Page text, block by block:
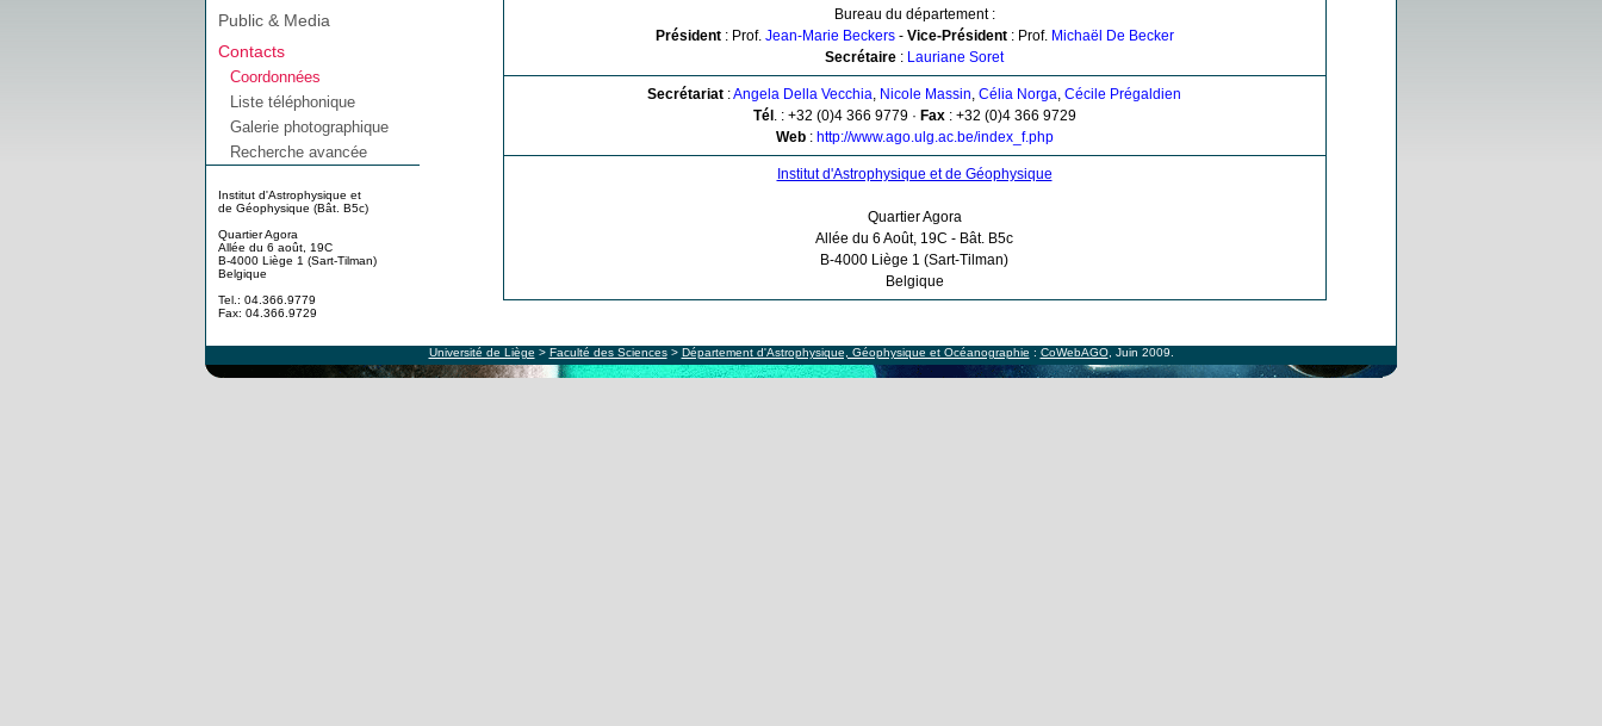
Public & Media
Contacts
Coordonnées
Liste téléphonique
Galerie photographique
Recherche avancée
Institut d'Astrophysique et
de Géophysique (Bât. B5c)
Quartier Agora
Allée du 6 août, 19C
B-4000 Liège 1 (Sart-Tilman)
Belgique
Tel.: 04.366.9779
Fax: 04.366.9729
Bureau du département :
Président: Prof. Jean-Marie Beckers- Vice-Président: Prof. Michaël De Becker
Secrétaire : Lauriane Soret
Secrétariat :Angela Della Vecchia, Nicole Massin, Célia Norga, Cécile Prégaldien
Tél . : +32 (0)4 366 9779 · Fax: +32 (0)4 366 9729
Web: http://www.ago.ulg.ac.be/index_f.php
Institut d'Astrophysique et de Géophysique
Quartier Agora
Allée du 6 Août, 19C - Bât. B5c
B-4000 Liège 1 (Sart-Tilman)
Belgique
Université de Liège > Faculté des Sciences> Département d'Astrophysique, Géophysique et Océanographie : CoWebAGO, Juin 2009.